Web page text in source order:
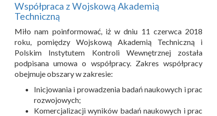
Współpraca z Wojskową Akademią
Techniczną
Miło nam poinformować, iż w dniu 11 czerwca 2018
roku, pomiędzy Wojskową Akademią Techniczną i
Polskim Instytutem Kontroli Wewnętrznej została
podpisana umowa o współpracy. Zakres współpracy
obejmuje obszary w zakresie:
Inicjowania i prowadzenia badań naukowych i prac
rozwojowych;
Komercjalizacji wyników badań naukowych i prac